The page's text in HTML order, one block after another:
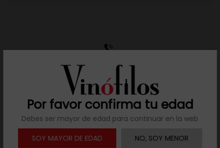
Por favor confirma tu edad
Debes ser mayor de edad para continuar en la web
SOY MAYOR DE EDAD
NO, SOY MENOR
Llámanos al teléfono 691 108 942, de lunes a viernes,
no festivos, de 9h a 17h.
 Descargar ficha